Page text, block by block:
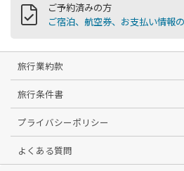
ご予約済みの方
ご宿泊、航空券、お支払い情報
旅行業約款
旅行条件書
プライバシーポリシー
よくある質問